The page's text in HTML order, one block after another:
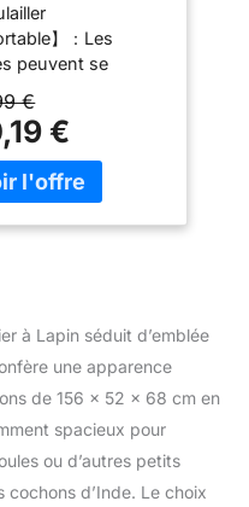
avec Pondoir
2
L156 x W52
cm, avec Un
et
verrouillable
】：Les
peuvent se
dans le
Dans l'espace
ils peuvent
paisiblement ou
tranquillement
】: Toutes les
de notre poulailler
des
et loquets
Vous
plus à vous
de la sécurité de
€
€
à Lapin séduit d’emblée
une apparence
de 156 x 52 x 68 cm en
spacieux pour
ou d’autres petits
d’Inde. Le choix